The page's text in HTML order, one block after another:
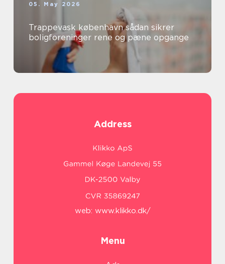
05. May 2026
Trappevask københavn sådan sikrer
boligforeninger rene og pæne opgange
Address
web: www.klikko.dk/
Menu